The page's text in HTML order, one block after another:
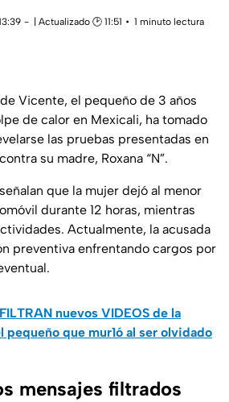
| Actualizado 🕑 11:51
1 minuto lectura
Vicente, el pequeño de 3 años
de calor en Mexicali, ha tomado
las pruebas presentadas en
su madre, Roxana “N”.
que la mujer dejó al menor
durante 12 horas, mientras
Actualmente, la acusada
preventiva enfrentando cargos por
FILTRAN nuevos VIDEOS de la
pequeño que mur1ó al ser olvidado
mensajes filtrados